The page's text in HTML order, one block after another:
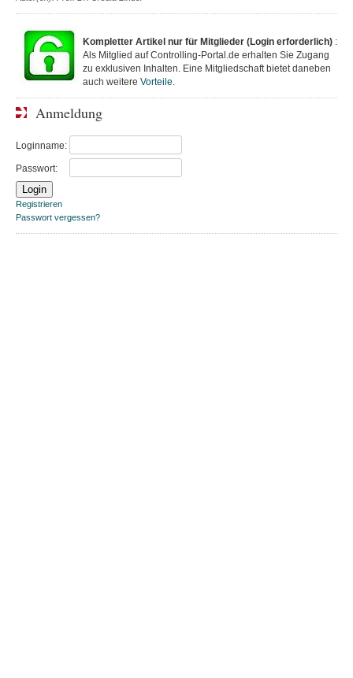
Kompletter Artikel nur für Mitglieder (Login erforderlich) :
Als Mitglied auf Controlling-Portal.de erhalten Sie Zugang
zu exklusiven Inhalten. Eine Mitgliedschaft bietet daneben
auch weitere Vorteile.
Anmeldung
Loginname:
Passwort:
Registrieren
Passwort vergessen?